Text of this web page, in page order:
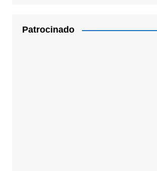
Patrocinado